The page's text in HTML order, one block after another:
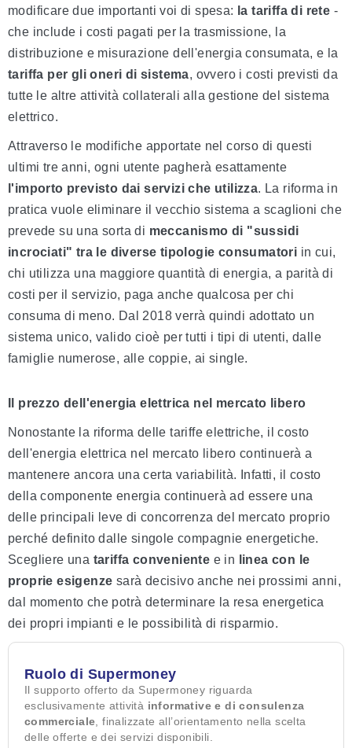
modificare due importanti voi di spesa: la tariffa di rete -
che include i costi pagati per la trasmissione, la
distribuzione e misurazione dell'energia consumata, e la
tariffa per gli oneri di sistema, ovvero i costi previsti da
tutte le altre attività collaterali alla gestione del sistema
elettrico.
Attraverso le modifiche apportate nel corso di questi
ultimi tre anni, ogni utente pagherà esattamente
l'importo previsto dai servizi che utilizza. La riforma in
pratica vuole eliminare il vecchio sistema a scaglioni che
prevede su una sorta di meccanismo di "sussidi
incrociati" tra le diverse tipologie consumatori in cui,
chi utilizza una maggiore quantità di energia, a parità di
costi per il servizio, paga anche qualcosa per chi
consuma di meno. Dal 2018 verrà quindi adottato un
sistema unico, valido cioè per tutti i tipi di utenti, dalle
famiglie numerose, alle coppie, ai single.
Il prezzo dell'energia elettrica nel mercato libero
Nonostante la riforma delle tariffe elettriche, il costo
dell'energia elettrica nel mercato libero continuerà a
mantenere ancora una certa variabilità. Infatti, il costo
della componente energia continuerà ad essere una
delle principali leve di concorrenza del mercato proprio
perché definito dalle singole compagnie energetiche.
Scegliere una tariffa conveniente e in
linea con le
proprie esigenze sarà decisivo anche nei prossimi anni,
dal momento che potrà determinare la resa energetica
dei propri impianti e le possibilità di risparmio.
Ruolo di Supermoney
Il supporto offerto da Supermoney riguarda
esclusivamente attività informative e di consulenza
commerciale, finalizzate all’orientamento nella scelta
delle offerte e dei servizi disponibili.